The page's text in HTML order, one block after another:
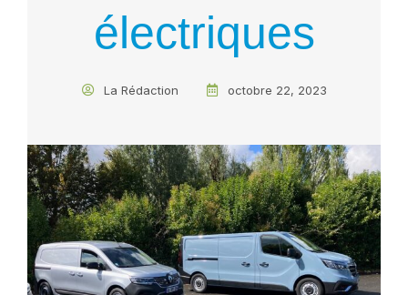
électriques
La Rédaction octobre 22, 2023